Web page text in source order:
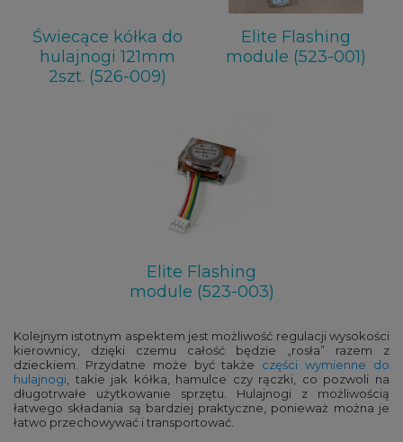
Świecące kółka do
hulajnogi 121mm
2szt. (526-009)
Elite Flashing
module (523-001)
Elite Flashing
module (523-003)
Kolejnym istotnym aspektem jest możliwość regulacji wysokości
kierownicy, dzięki czemu całość będzie „rosła” razem z
dzieckiem. Przydatne może być także części wymienne do
hulajnogi , takie jak kółka, hamulce czy rączki, co pozwoli na
długotrwałe użytkowanie sprzętu. Hulajnogi z możliwością
łatwego składania są bardziej praktyczne, ponieważ można je
łatwo przechowywać i transportować.